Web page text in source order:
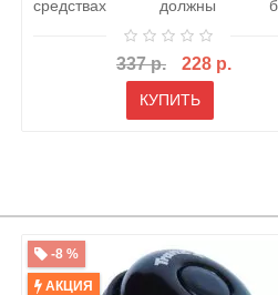
средствах должны
установлены лампы б..
337 р. 228 р.
КУПИТЬ
-8 %
АКЦИЯ